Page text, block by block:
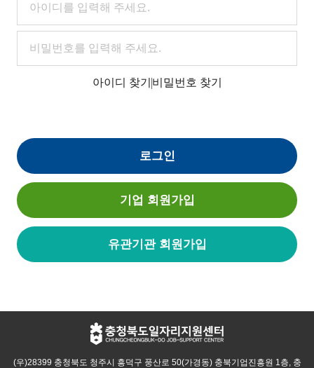
아이디 찾기 비밀번호 찾기
로그인
기업 회원가입
유관기관 회원가입
(우)28399 충청북도 청주시 흥덕구 풍산로 50(가경동) 충북기업진흥원 1층, 충